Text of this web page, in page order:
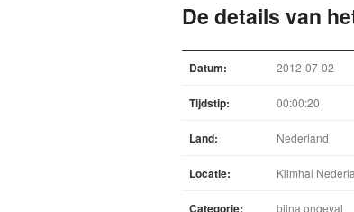
De details van
Datum: 2012-07-02
Tijdstip: 00:00:20
Land: Nederland
Locatie: Klimhal
Categorie: bijna ongeval